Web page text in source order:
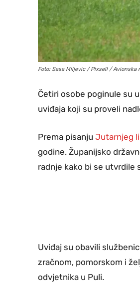
Foto: Sasa Miljevic / Pixsell / Avionska
Četiri osobe poginule su
uviđaja koji su proveli
Prema pisanju Jutarnjeg
godine. Županijsko
radnje kako bi se utvrdile
Uviđaj su obavili
zračnom, pomorskom i
odvjetnika u Puli.